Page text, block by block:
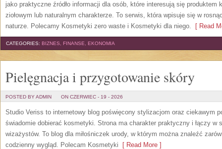
jako praktyczne źródło informacji dla osób, które interesują się
ziołowym lub naturalnym charakterze. To serwis, która wpisuje się w
naturze. Polecamy Kosmetyki zero waste i Kosmetyki dla niego. [ Read
CATEGORIES: BIZNES, FINANSE, EKONOMIA
Pielęgnacja i przygotowanie skóry
POSTED BY ADMIN ON CZERWIEC - 19 - 2026
Studio Veriss to internetowy blog poświęcony stylizacjom oraz ciekawym
świadomie dobierać kosmetyki. Strona ma charakter praktyczny i łączy w
wizażystów. To blog dla miłośniczek urody, w którym można znaleźć
codzienny wygląd. Polecam Kosmetyki [ Read More ]